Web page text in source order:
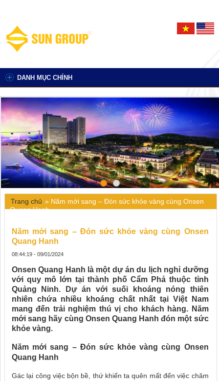
DANH MỤC CHÍNH
Trang chủ » Năm mới sang – Đón sức khỏe vàng cùng Onsen
Quang Hanh
Năm mới sang – Đón sức khỏe vàng cùng Onsen
Quang Hanh
08:44:19 - 09/01/2024
Onsen Quang Hanh là một dự án du lịch nghỉ dưỡng
với quy mô lớn tại thành phố Cẩm Phả thuộc tỉnh
Quảng Ninh. Dự án với suối khoáng nóng thiên
nhiên chứa nhiều khoáng chất nhất tại Việt Nam
mang đến trải nghiệm thú vị cho khách hàng. Năm
mới sang hãy cùng Onsen Quang Hanh đón một sức
khỏe vàng.
Năm mới sang – Đón sức khỏe vàng cùng Onsen
Quang Hanh
Gác lại công việc bộn bề, thứ khiến ta quên mất đến việc chăm